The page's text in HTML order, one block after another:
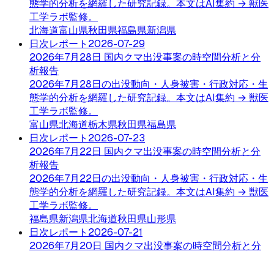
態学的分析を網羅した研究記録。本文はAI集約 → 獣医
工学ラボ監修。
北海道富山県秋田県福島県新潟県
日次レポート 2026-07-29
2026年7月28日 国内クマ出没事案の時空間分析と分
析報告
2026年7月28日の出没動向・人身被害・行政対応・生
態学的分析を網羅した研究記録。本文はAI集約 → 獣医
工学ラボ監修。
富山県北海道栃木県秋田県福島県
日次レポート 2026-07-23
2026年7月22日 国内クマ出没事案の時空間分析と分
析報告
2026年7月22日の出没動向・人身被害・行政対応・生
態学的分析を網羅した研究記録。本文はAI集約 → 獣医
工学ラボ監修。
福島県新潟県北海道秋田県山形県
日次レポート 2026-07-21
2026年7月20日 国内クマ出没事案の時空間分析と分